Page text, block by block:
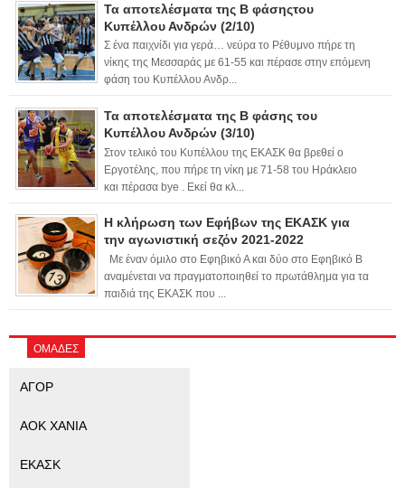
Τα αποτελέσματα της Β φάσηςτου
Κυπέλλου Ανδρών (2/10)
Σ ένα παιχνίδι για γερά… νεύρα το Ρέθυμνο πήρε τη
νίκης της Μεσσαράς με 61-55 και πέρασε στην επόμενη
φάση του Κυπέλλου Ανδρ...
Τα αποτελέσματα της Β φάσης του
Κυπέλλου Ανδρών (3/10)
Στον τελικό του Κυπέλλου της ΕΚΑΣΚ θα βρεθεί ο
Εργοτέλης, που πήρε τη νίκη με 71-58 του Ηράκλειο
και πέρασα bye . Εκεί θα κλ...
Η κλήρωση των Εφήβων της ΕΚΑΣΚ για
την αγωνιστική σεζόν 2021-2022
Με έναν όμιλο στο Εφηβικό Α και δύο στο Εφηβικό Β
αναμένεται να πραγματοποιηθεί το πρωτάθλημα για τα
παιδιά της ΕΚΑΣΚ που ...
ΟΜΑΔΕΣ
ΑΓΟΡ
ΑΟΚ ΧΑΝΙΑ
ΕΚΑΣΚ